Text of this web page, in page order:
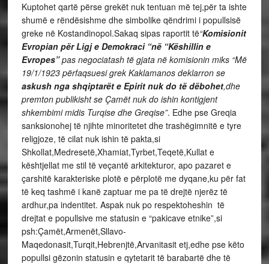
Kuptohet qartë përse grekët nuk tentuan më tej,për ta ishte
shumë e rëndësishme dhe simbolike qëndrimi i popullsisë
greke në Kostandinopol.Sakaq sipas raportit të“Komisionit
Evropian për Ligj e Demokraci“në “Këshillin e
Evropes”pas negociatash të gjata në komisionin miks “Më
19/1/1923 përfaqsuesi grek Kaklamanos deklarron se
askush nga shqiptarët e Epirit nuk do të dëbohet,dhe
premton publikisht se Çamët nuk do ishin kontigjent
shkembimi midis Turqise dhe Greqise”. Edhe pse Greqia
sanksionohej të njihte minoritetet dhe trashëgimnitë e tyre
religjoze, të cilat nuk ishin të pakta,si
Shkollat,Medresetë,Xhamiat,Tyrbet,Teqetë,Kullat e
kështjellat me stil të veçantë arkitekturor, apo pazaret e
çarshitë karakteriske plotë e përplotë me dyqane,ku për fat
të keq tashmë i kanë zaptuar me pa të drejtë njerëz të
ardhur,pa indentitet. Aspak nuk po respektoheshin të
drejtat e popullsive me statusin e “pakicave etnike”,si
psh:Çamët,Armenët,Sllavo-
Maqedonasit,Turqit,Hebrenjtë,Arvanitasit etj,edhe pse këto
popullsi gëzonin statusin e qytetarit të barabartë dhe të